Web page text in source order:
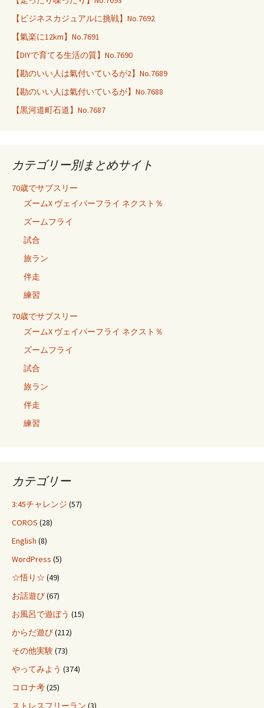
【ビジネスカジュアルに挑戦】No.7692
【氣楽に12km】No.7691
【DIYで育てる生活の質】No.7690
【勘のいい人は氣付いているが2】No.7689
【勘のいい人は氣付いているが】No.7688
【黒河道町石道】No.7687
カテゴリー別まとめサイト
70歳でサブスリー
ズームX ヴェイパーフライ ネクスト％
ズームフライ
試合
旅ラン
伴走
練習
70歳でサブスリー
ズームX ヴェイパーフライ ネクスト％
ズームフライ
試合
旅ラン
伴走
練習
カテゴリー
3:45チャレンジ (57)
COROS (28)
English (8)
WordPress (5)
☆悟り☆ (49)
お話遊び(67)
お風呂で遊ぼう (15)
からだ遊び(212)
その他実験(73)
やってみよう (374)
コロナ考(25)
ストレスフリーラン (3)